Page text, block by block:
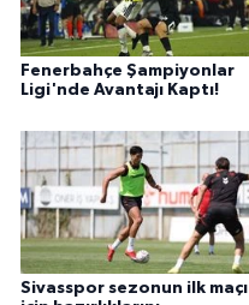
Fenerbahçe Şampiyonlar
Ligi'nde Avantajı Kaptı!
Sivasspor sezonun ilk maçı